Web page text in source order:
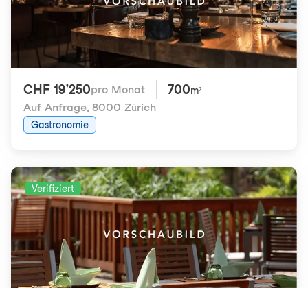
CHF 19'250pro Monat 700m²
Auf Anfrage, 8000 Zürich
Gastronomie
Verifiziert